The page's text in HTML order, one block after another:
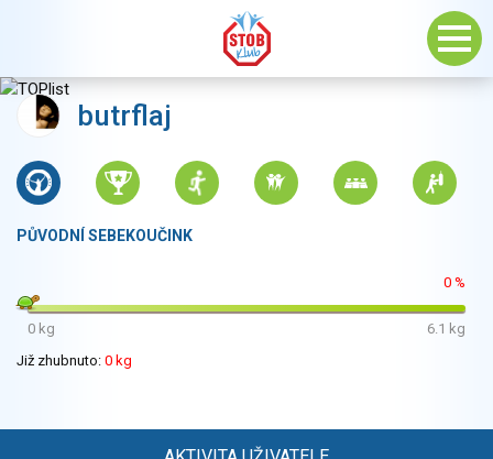
butrflaj
PŮVODNÍ SEBEKOUČINK
0 %
0 kg
6.1 kg
Již zhubnuto: 0 kg